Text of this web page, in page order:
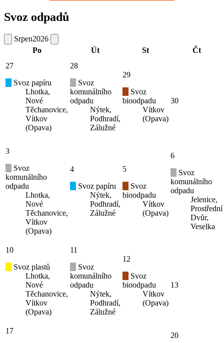
Svoz odpadů
Srpen2026
Po
Út St
Čt
27
Svoz papíru
Lhotka,
Nové
Těchanovice,
Vítkov
(Opava)
28
Svoz
komunálního
odpadu
Nýtek,
Podhradí,
Zálužné
29
Svoz
bioodpadu
Vítkov
(Opava)
30
3
Svoz
komunálního
odpadu
Lhotka,
Nové
Těchanovice,
Vítkov
(Opava)
4
Svoz papíru
Nýtek,
Podhradí,
Zálužné
5
Svoz
bioodpadu
Vítkov
(Opava)
6
Svoz
komunálního
odpadu
Jelenice,
Prostřední
Dvůr,
Veselka
10
Svoz plastů
Lhotka,
Nové
Těchanovice,
Vítkov
(Opava)
11
Svoz
komunálního
odpadu
Nýtek,
Podhradí,
Zálužné
12
Svoz
bioodpadu
Vítkov
(Opava)
13
17
20